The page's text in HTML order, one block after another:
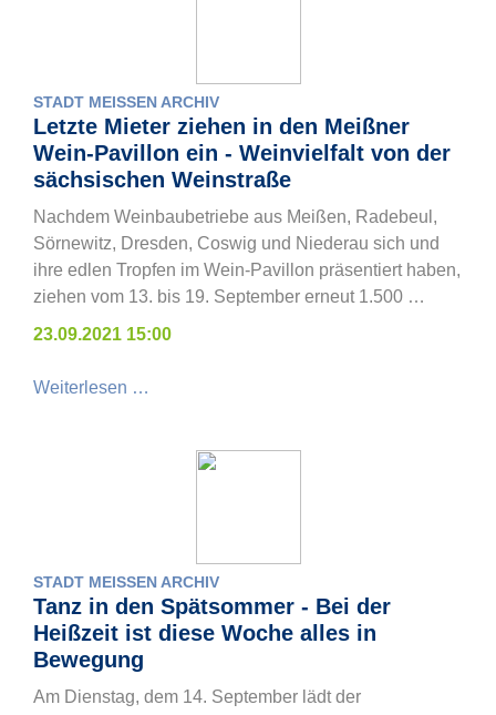
STADT MEISSEN ARCHIV
Letzte Mieter ziehen in den Meißner
Wein-Pavillon ein - Weinvielfalt von der
sächsischen Weinstraße
Nachdem Weinbaubetriebe aus Meißen, Radebeul,
Sörnewitz, Dresden, Coswig und Niederau sich und
ihre edlen Tropfen im Wein-Pavillon präsentiert haben,
ziehen vom 13. bis 19. September erneut 1.500 …
23.09.2021 15:00
Weiterlesen …
STADT MEISSEN ARCHIV
Tanz in den Spätsommer - Bei der
Heißzeit ist diese Woche alles in
Bewegung
Am Dienstag, dem 14. September lädt der